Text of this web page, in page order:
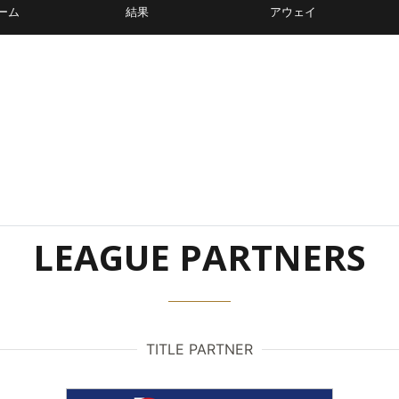
ム 結果 アウェイ
LEAGUE PARTNERS
TITLE PARTNER